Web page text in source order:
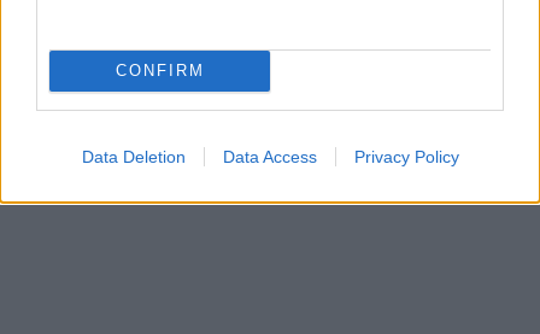
CONFIRM
Data Deletion Data Access Privacy Policy